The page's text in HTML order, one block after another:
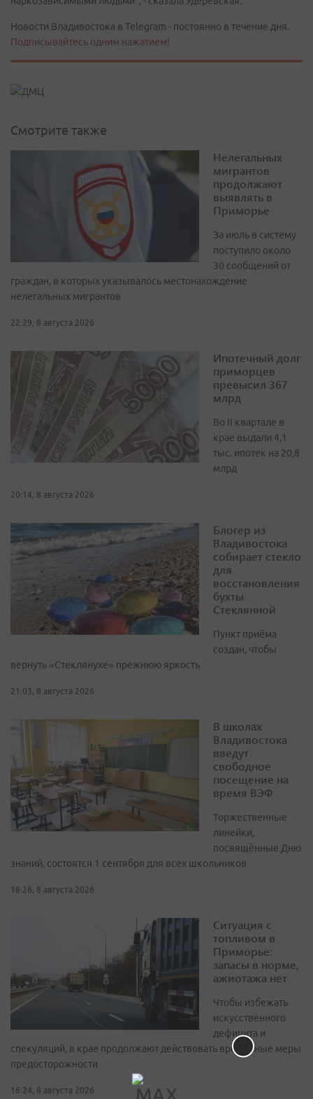
Новости Владивостока в Telegram - постоянно в течение дня.
Подписывайтесь одним нажатием!
Смотрите также
Нелегальных
мигрантов
продолжают
выявлять в
Приморье
За июль в систему
поступило около
30 сообщений от
граждан, в которых указывалось местонахождение
нелегальных мигрантов
22:29, 8 августа 2026
Ипотечный долг
приморцев
превысил 367
млрд
Во II квартале в
крае выдали 4,1
тыс. ипотек на 20,8
млрд
20:14, 8 августа 2026
Блогер из
Владивостока
собирает стекло
для
восстановления
бухты
Стеклянной
Пункт приёма
создан, чтобы
вернуть «Стеклянухе» прежнюю яркость
21:03, 8 августа 2026
В школах
Владивостока
введут
свободное
посещение на
время ВЭФ
Торжественные
линейки,
посвящённые Дню
знаний, состоятся 1 сентября для всех школьников
18:26, 8 августа 2026
Ситуация с
топливом в
Приморье:
запасы в норме,
ажиотажа нет
Чтобы избежать
искусственного
дефицита и
спекуляций, в крае продолжают действовать временные меры
предосторожности
16:24, 8 августа 2026